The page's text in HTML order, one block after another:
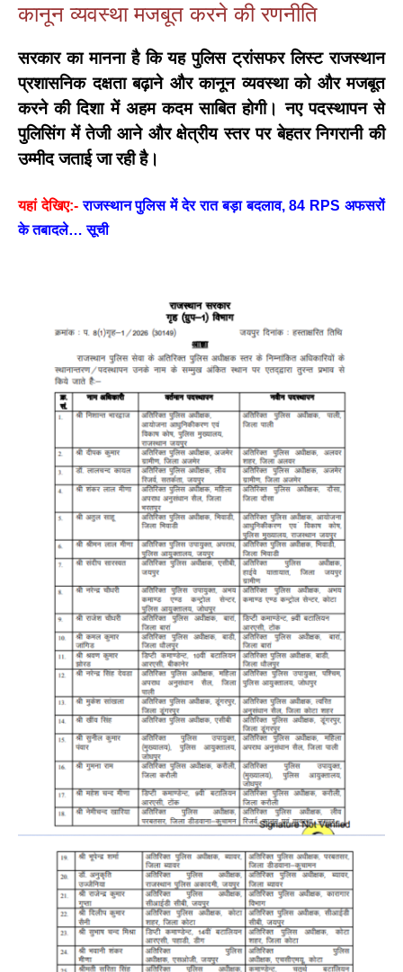
कानून व्यवस्था मजबूत करने की रणनीति
सरकार का मानना है कि यहपुलिस ट्रांसफर लिस्ट राजस्थान
प्रशासनिक दक्षता बढ़ाने और कानून व्यवस्था को और मजबूत
करने की दिशा में अहम कदम साबित होगी। नए पदस्थापन से
पुलिसिंग में तेजी आने और क्षेत्रीय स्तर पर बेहतर निगरानी की
उम्मीद जताई जा रही है।
यहां देखिए:-राजस्थान पुलिस में देर रात बड़ा बदलाव, 84 RPS अफसरों
के तबादले… सूची